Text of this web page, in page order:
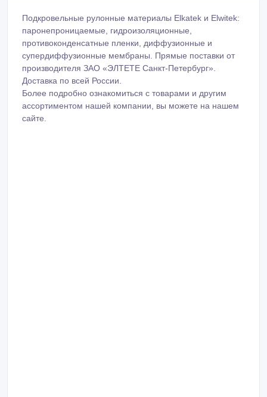
Подкровельные рулонные материалы Elkatek и Elwitek:
паронепроницаемые, гидроизоляционные,
противоконденсатные пленки, диффузионные и
супердиффузионные мембраны. Прямые поставки от
производителя ЗАО «ЭЛТЕТЕ Санкт-Петербург».
Доставка по всей России.
Более подробно ознакомиться с товарами и другим
ассортиментом нашей компании, вы можете на нашем
сайте.